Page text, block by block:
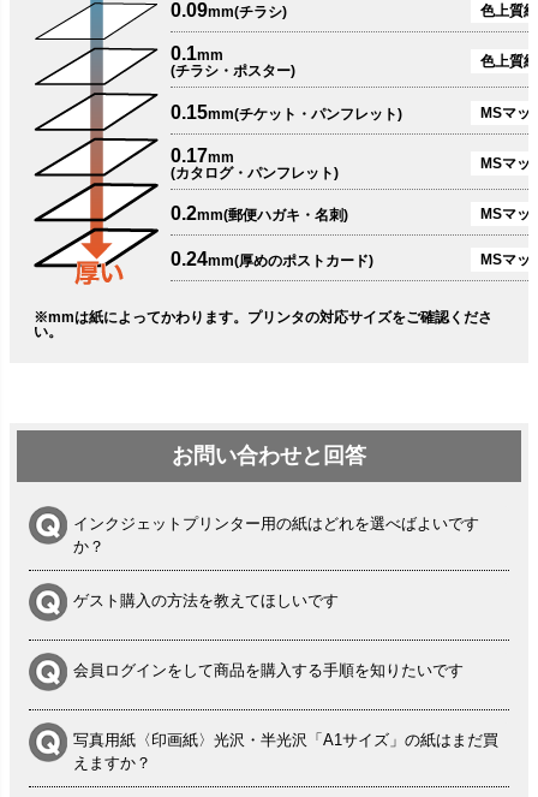
0.09mm(チラシ) 色上質
0.1mm
(チラシ・ポスター)
色上質
0.15mm(チケット・パンフレット) MSマッ
0.17mm
(カタログ・パンフレット)
MSマッ
0.2mm(郵便ハガキ・名刺) MSマッ
0.24mm(厚めのポストカード) MSマッ
※mmは紙によってかわります。プリンタの対応サイズをご確認くださ
い。
お問い合わせと回答
インクジェットプリンター用の紙はどれを選べばよいです
か？
ゲスト購入の方法を教えてほしいです
会員ログインをして商品を購入する手順を知りたいです
写真用紙〈印画紙〉光沢・半光沢「A1サイズ」の紙はまだ買
えますか？